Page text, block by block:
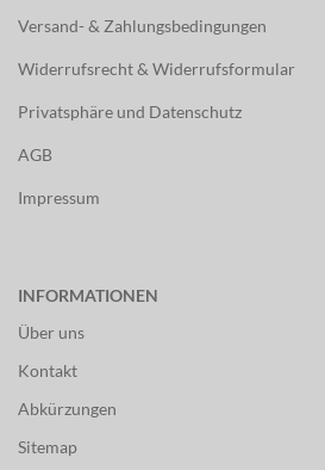
Versand- & Zahlungsbedingungen
Widerrufsrecht & Widerrufsformular
Privatsphäre und Datenschutz
AGB
Impressum
INFORMATIONEN
Über uns
Kontakt
Abkürzungen
Sitemap